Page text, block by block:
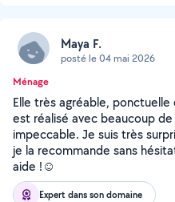
Maya F.
posté le 04 mai 2026
Ménage
Elle très agréable,
est réalisé avec beaucoup
impeccable. Je suis très
je la recommande sans
aide !☺️
Expert dans son domaine